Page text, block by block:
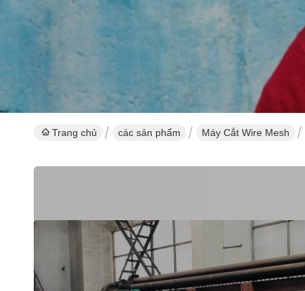
Trang chủ các sản phẩm Máy Cắt Wire Mesh